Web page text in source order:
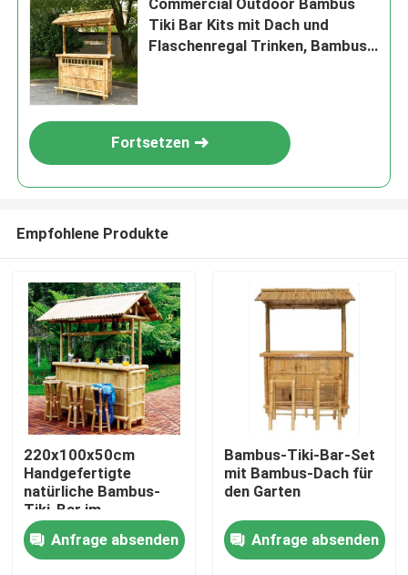
Commercial Outdoor Bambus
Tiki Bar Kits mit Dach und
Flaschenregal Trinken, Bambus
Fortsetzen
Empfohlene Produkte
220x100x50cm
Handgefertigte
natürliche Bambus-
Tiki-Bar im
traditionellen
polynesischen Stil,
Outdoor-
Anfrage absenden
Bambus-Tiki-Bar-Set
mit Bambus-Dach für
den Garten
Anfrage absenden